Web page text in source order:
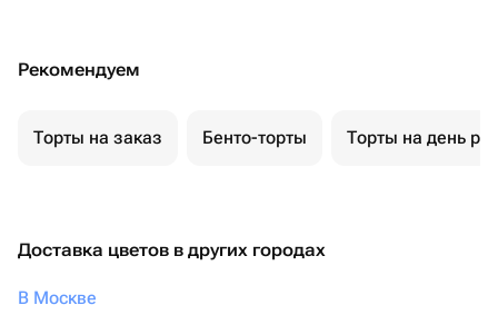
Рекомендуем
Торты на заказ Бенто-торты Торты на день
Доставка цветов в других городах
В Москве